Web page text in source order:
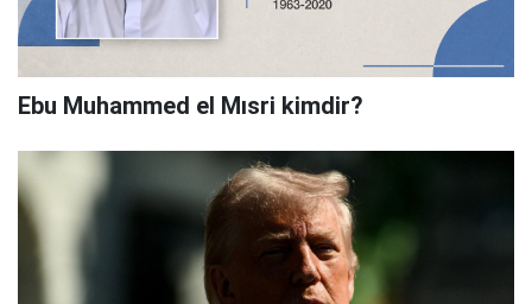
Ebu Muhammed el Mısri kimdir?